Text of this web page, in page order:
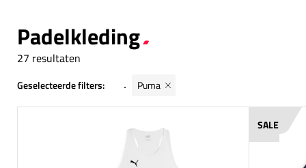
Padelkleding
27 resultaten
Geselecteerde filters: Puma
SALE